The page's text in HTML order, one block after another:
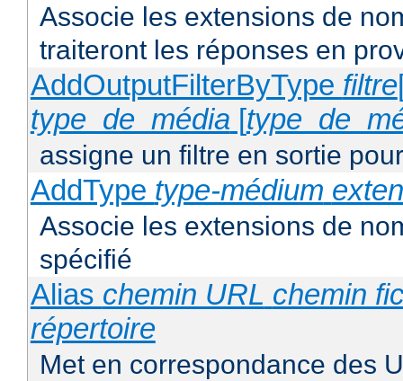
Associe les extensions de
traiteront les réponses en
AddOutputFilterByType filtre
type_de_média[
assigne un filtre en sortie
AddType type-médium
Associe les extensions de
spécifié
Alias chemin URL chemin
répertoire
Met en correspondance des